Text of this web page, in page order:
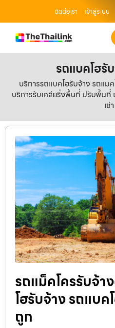
ติดต่อเรา เข้าสู่ระบบ
รถแบคโฮรั
บริการรถแบคโฮรับจ้าง รถแม
บริการรับเคลียริ่งพื้นที่ ปรับพื้นที่
เช่า
รถแม็คโครรับจ้
โฮรับจ้าง รถแบค
ถูก